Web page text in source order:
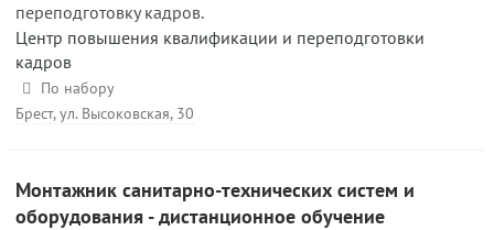
переподготовку кадров.
Центр повышения квалификации и переподготовки
кадров
По набору
Брест, ул. Высоковская, 30
Монтажник санитарно-технических систем и
оборудования - дистанционное обучение